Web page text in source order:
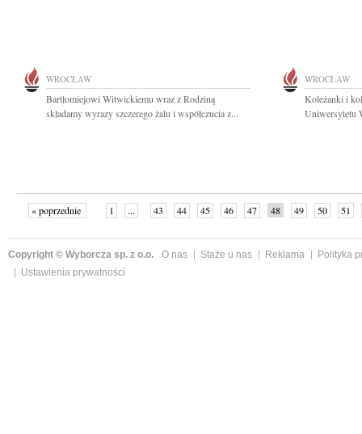
WROCŁAW
Bartłomiejowi Witwickiemu wraz z Rodziną
składamy wyrazy szczerego żalu i współczucia z...
WROCŁAW
Koleżanki i
Uniwersytetu
« poprzednie 1 ... 43 44 45 46 47 48 49 50
51
Copyright © Wyborcza sp. z o.o. O nas Staże u nas Reklama
Polityka
Ustawienia prywatności